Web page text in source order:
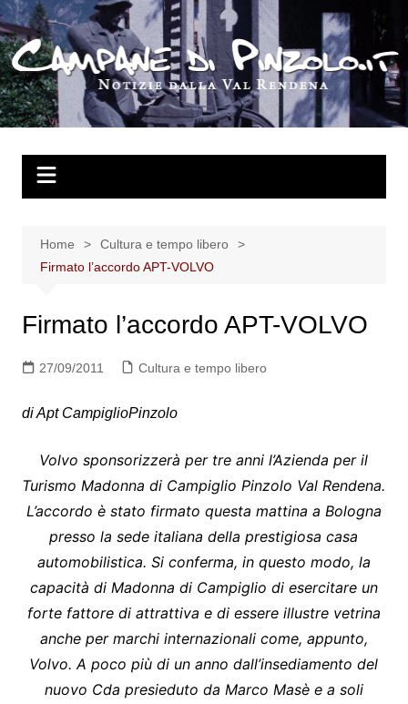
Salta
al
contenuto
Home
Cultura e tempo libero
Firmato l’accordo APT-VOLVO
Firmato l’accordo APT-VOLVO
27/09/2011 Cultura e tempo libero
di Apt CampiglioPinzolo
Volvo sponsorizzerà per tre anni l’Azienda per il
Turismo Madonna di Campiglio Pinzolo Val Rendena.
L’accordo è stato firmato questa mattina a Bologna
presso la sede italianadella prestigiosa casa
automobilistica. Si conferma, in questo modo, la
capacità di Madonna di Campiglio di esercitare un
forte fattore di attrattiva e di essere illustre vetrina
anche per marchi internazionali come, appunto,
Volvo.A poco più di un anno dall’insediamento del
nuovo Cda presieduto da Marco Masè e a soli